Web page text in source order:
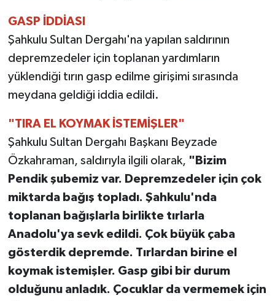
GASP İDDİASI
Şahkulu Sultan Dergahı'na yapılan saldırının
depremzedeler için toplanan yardımların
yüklendiği tırın gasp edilme girişimi sırasında
meydana geldiği iddia edildi.
"TIRA EL KOYMAK İSTEMİŞLER"
Şahkulu Sultan Dergahı Başkanı Beyzade
Özkahraman, saldırıyla ilgili olarak, "Bizim
Pendik şubemiz var. Depremzedeler için çok
miktarda bağış topladı. Şahkulu'nda
toplanan bağışlarla birlikte tırlarla
Anadolu'ya sevk edildi. Çok büyük çaba
gösterdik depremde. Tırlardan birine el
koymak istemişler. Gasp gibi bir durum
olduğunu anladık. Çocuklar da vermemek için
TEKNOLOJİ
YAŞAM
KÜLTÜR SANAT